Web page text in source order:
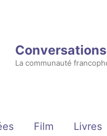
La communauté
Film Livres